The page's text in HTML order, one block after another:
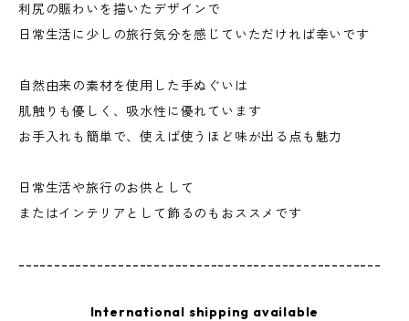
利尻の賑わいを描いたデザインで
日常生活に少しの旅行気分を感じていただければ幸いです
自然由来の素材を使用した手ぬぐいは
肌触りも優しく、吸水性に優れています
お手入れも簡単で、使えば使うほど味が出る点も魅力
日常生活や旅行のお供として
またはインテリアとして飾るのもおススメです
---------------------------------------------------
International shipping available